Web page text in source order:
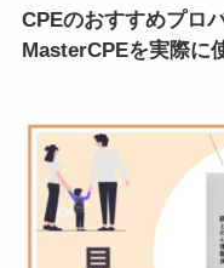
CPEのおすすめプロ
MasterCPEを実際に